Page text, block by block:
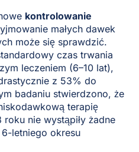
kontrolowanie
małych dawek
może się sprawdzić.
czas trwania
leczeniem (6–10 lat),
z 53% do
badaniu stwierdzono, że
terapię
nie wystąpiły żadne
letniego okresu